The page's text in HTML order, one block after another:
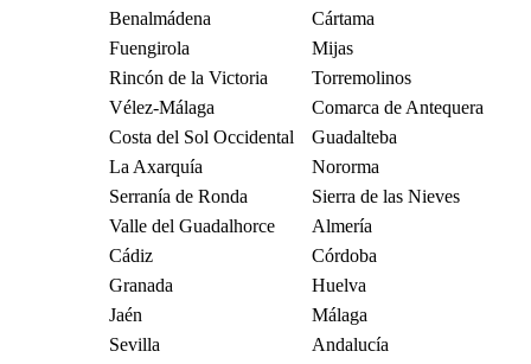
Benalmádena
Cártama
Fuengirola
Mijas
Rincón de la Victoria
Torremolinos
Vélez-Málaga
Comarca de Antequera
Costa del Sol Occidental
Guadalteba
La Axarquía
Nororma
Serranía de Ronda
Sierra de las Nieves
Valle del Guadalhorce
Almería
Cádiz
Córdoba
Granada
Huelva
Jaén
Málaga
Sevilla
Andalucía